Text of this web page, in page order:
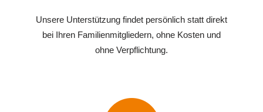
Unsere Unterstützung findet persönlich statt direkt
bei Ihren Familienmitgliedern, ohne Kosten und
ohne Verpflichtung.